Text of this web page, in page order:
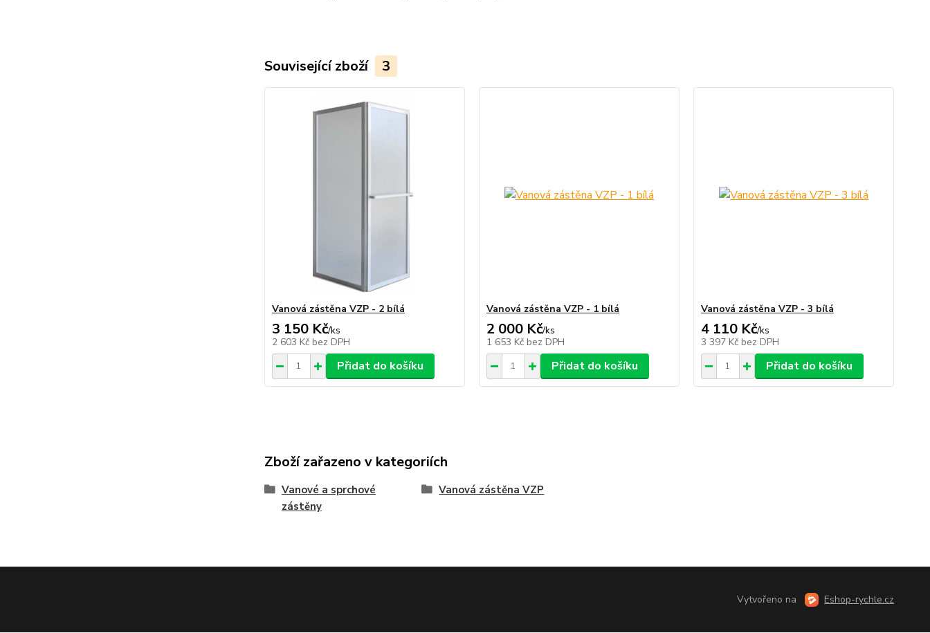
Související zboží 3
Vanová zástěna VZP - 2 bílá
3 150 Kč/ks
2 603 Kč bez DPH
Přidat do košíku
Vanová zástěna VZP - 1 bílá
2 000 Kč/ks
1 653 Kč bez DPH
Přidat do košíku
Vanová zástěna VZP - 3 bílá
4 110 Kč/ks
3 397 Kč bez DPH
Přidat do košíku
Zboží zařazeno v kategoriích
Vanové a sprchové
zástěny
Vanová zástěna VZP
Vytvořeno na Eshop-rychle.cz